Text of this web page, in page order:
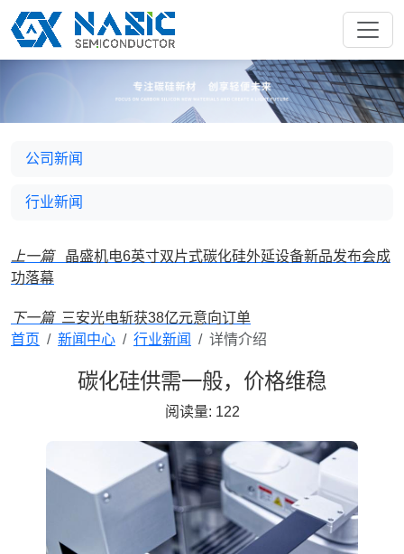
公司新闻
行业新闻
上一篇
晶盛机电6英寸双片式碳化硅外延设备新品发布会成
功落幕
下一篇 三安光电斩获38亿元意向订单
首页
新闻中心 行业新闻 详情介绍
碳化硅供需一般，价格维稳
阅读量: 122